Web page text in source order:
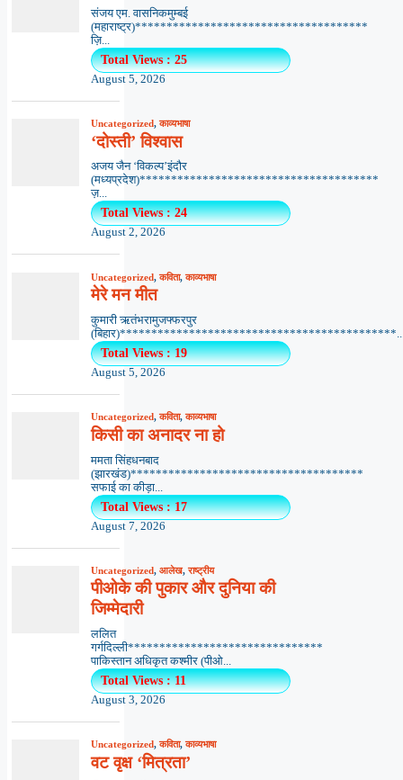
संजय एम. वासनिकमुम्बई
(महाराष्ट्र)*************************************
ज़ि...
Total Views : 25
August 5, 2026
Uncategorized,काव्यभाषा
‘दोस्ती’ विश्वास
अजय जैन ‘विकल्प’इंदौर
(मध्यप्रदेश)**************************************
ज़...
Total Views : 24
August 2, 2026
Uncategorized,कविता,काव्यभाषा
मेरे मन मीत
कुमारी ऋतंभरामुजफ्फरपुर
Total Views : 19
August 5, 2026
Uncategorized,कविता,काव्यभाषा
किसी का अनादर ना हो
ममता सिंहधनबाद
(झारखंड)*************************************
सफाई का कीड़ा...
Total Views : 17
August 7, 2026
Uncategorized, आलेख,राष्ट्रीय
पीओके की पुकार और दुनिया की
जिम्मेदारी
ललित
गर्गदिल्ली*******************************
पाकिस्तान अधिकृत कश्मीर (पीओ...
Total Views : 11
August 3, 2026
Uncategorized,कविता,काव्यभाषा
वट वृक्ष ‘मित्रता’